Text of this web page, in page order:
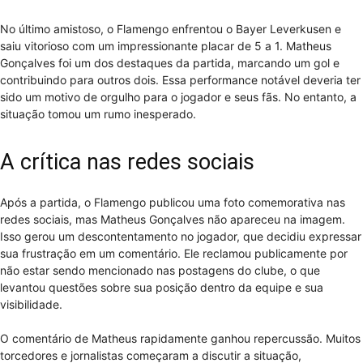
No último amistoso, o Flamengo enfrentou o Bayer Leverkusen e
saiu vitorioso com um impressionante placar de 5 a 1. Matheus
Gonçalves foi um dos destaques da partida, marcando um gol e
contribuindo para outros dois. Essa performance notável deveria ter
sido um motivo de orgulho para o jogador e seus fãs. No entanto, a
situação tomou um rumo inesperado.
A crítica nas redes sociais
Após a partida, o Flamengo publicou uma foto comemorativa nas
redes sociais, mas Matheus Gonçalves não apareceu na imagem.
Isso gerou um descontentamento no jogador, que decidiu expressar
sua frustração em um comentário. Ele reclamou publicamente por
não estar sendo mencionado nas postagens do clube, o que
levantou questões sobre sua posição dentro da equipe e sua
visibilidade.
O comentário de Matheus rapidamente ganhou repercussão. Muitos
torcedores e jornalistas começaram a discutir a situação,